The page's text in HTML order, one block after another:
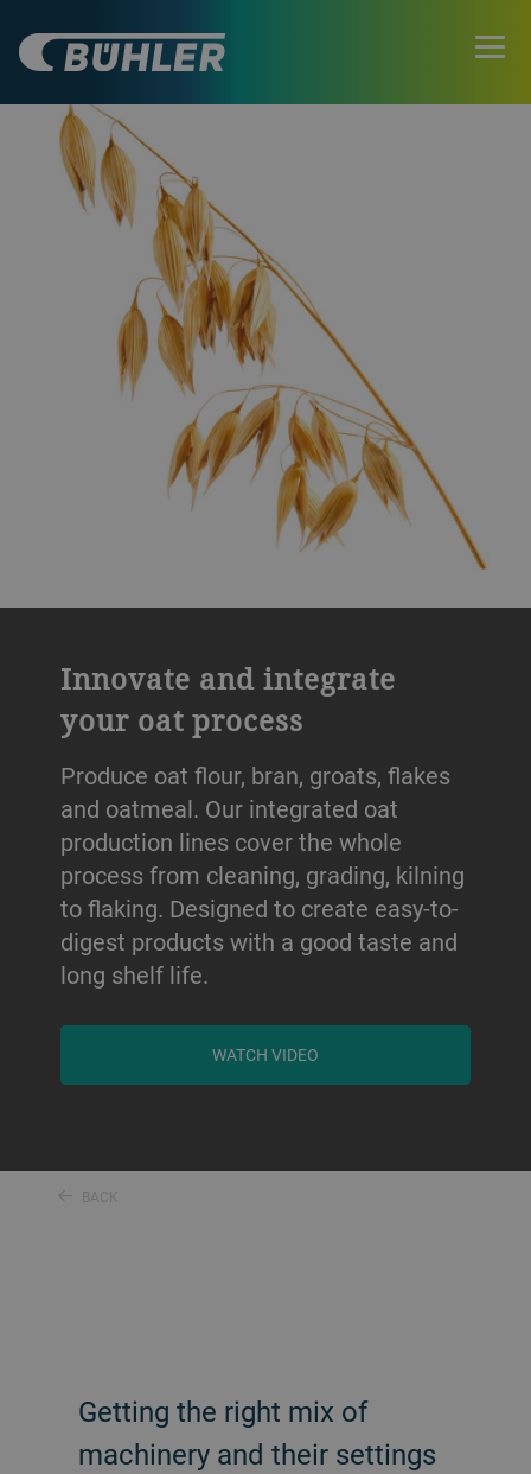
Innovate and integrate
your oat process
Produce oat flour, bran, groats, flakes
and oatmeal. Our integrated oat
production lines cover the whole
process from cleaning, grading, kilning
to flaking. Designed to create easy-to-
digest products with a good taste and
long shelf life.
WATCH VIDEO
BACK
Getting the right mix of
machinery and their settings